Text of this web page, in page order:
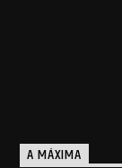
A MÁXIMA